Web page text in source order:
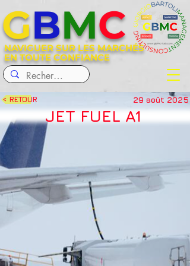
NAVIGUER SUR LES MARCHÉS
EN TOUTE CONFIANCE
GBMC
< RETOUR 29 août 2025
JET FUEL A1